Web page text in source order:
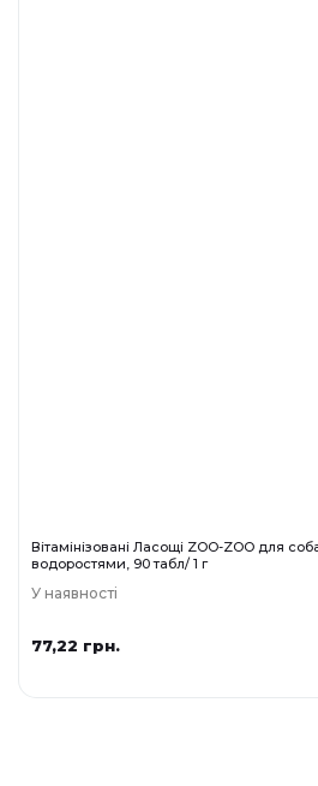
Вітамінізовані Ласощі ZOO-ZOO для
водоростями, 90 табл/ 1 г
У наявності
77,22 грн.